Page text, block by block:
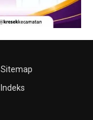
Sitemap
Indeks